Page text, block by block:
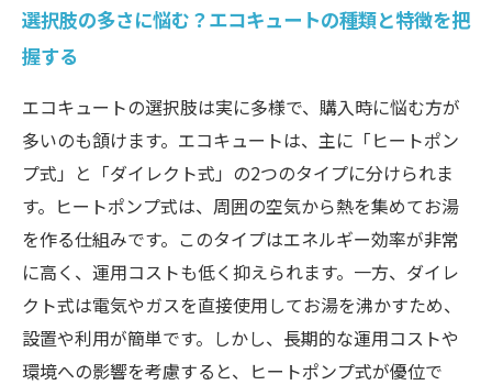
選択肢の多さに悩む？エコキュートの種類と特徴を把
握する
エコキュートの選択肢は実に多様で、購入時に悩む方が
多いのも頷けます。エコキュートは、主に「ヒートポン
プ式」と「ダイレクト式」の2つのタイプに分けられま
す。ヒートポンプ式は、周囲の空気から熱を集めてお湯
を作る仕組みです。このタイプはエネルギー効率が非常
に高く、運用コストも低く抑えられます。一方、ダイレ
クト式は電気やガスを直接使用してお湯を沸かすため、
設置や利用が簡単です。しかし、長期的な運用コストや
環境への影響を考慮すると、ヒートポンプ式が優位で